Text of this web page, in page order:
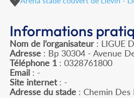
Informations
Nom de l’organisateur : LIGUE
Adresse : Bp 30304 - Avenue
Téléphone 1 : 0328761800
Email : -
Site internet: -
Adresse du stade : Chemin Des